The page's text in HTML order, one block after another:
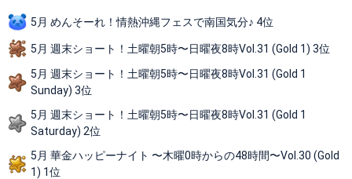
5月 めんそーれ！情熱沖縄フェスで南国気分♪ 4位
5月 週末ショート！土曜朝5時〜日曜夜8時Vol.31 (Gold 1) 3位
5月 週末ショート！土曜朝5時〜日曜夜8時Vol.31 (Gold 1
Sunday) 3位
5月 週末ショート！土曜朝5時〜日曜夜8時Vol.31 (Gold 1
Saturday) 2位
5月 華金ハッピーナイト 〜木曜0時からの48時間〜Vol.30 (Gold
1) 1位